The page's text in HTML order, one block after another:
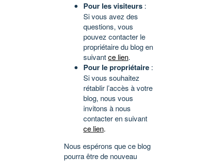
Pour les visiteurs :
Si vous avez des
questions, vous
pouvez contacter le
propriétaire du blog en
suivantce lien.
Pour le propriétaire :
Si vous souhaitez
rétablir l’accès à votre
blog, nous vous
invitons à nous
contacter en suivant
ce lien.
Nous espérons que ce blog
pourra être de nouveau